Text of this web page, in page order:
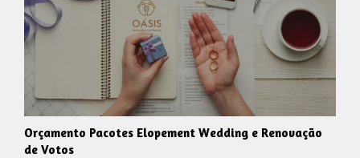
Orçamento Pacotes Elopement Wedding e Renovação
de Votos